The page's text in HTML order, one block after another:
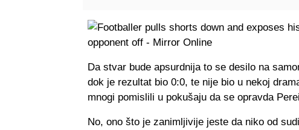
Da stvar bude apsurdnija to se desilo na
dok je rezultat bio 0:0, te nije bio u nekoj
mnogi pomislili u pokušaju da se opravda
No, ono što je zanimljivije jeste da niko od